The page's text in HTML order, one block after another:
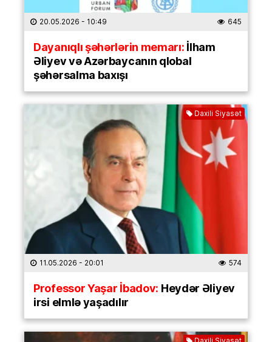
20.05.2026 - 10:49 645
Dayanıqlı şəhərlərin memarı:İlham
Əliyev və Azərbaycanın qlobal
şəhərsalma baxışı
Daxili Siyasət
11.05.2026 - 20:01 574
Professor Yaşar İbadov: Heydər Əliyev
irsi elmlə yaşadılır